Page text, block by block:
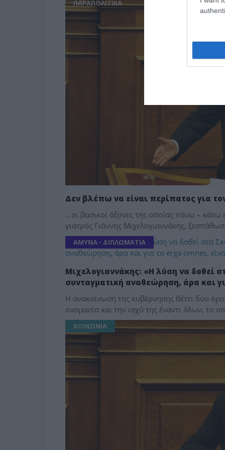
ΠΑΡΑΠΟΛΙΤΙΚΑ
Δεν βλέπω να είναι περίπατος για
…οι βασικοί άξονες της οποίας πάνω – κάτω
γιατρός Γιάννης Μιχελογιαννάκης,
ΑΜΥΝΑ - ΔΙΠΛΩΜΑΤΙΑ
Μιχελογιαννάκης: «Η λύση να δοθεί
συνταγματική αναθεώρηση, άρα και
Η ανακοίνωση της κυβέρνησης θέτει δύο
ονομασία και την ισχύ της έναντι όλων, το
ΚΟΙΝΩΝΙΑ